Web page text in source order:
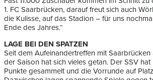
1. FC Saarbrücken, darauf freut sich auch
die Kulisse, auf das Stadion – für uns
Ende des Jahres.“
LAGE BEI DEN SPATZEN
Seit dem Aufeinandertreffen mit Saarbrücken
der Saison hat sich vieles getan. Der SSV hat
Punkte gesammelt und die Vorrunde auf